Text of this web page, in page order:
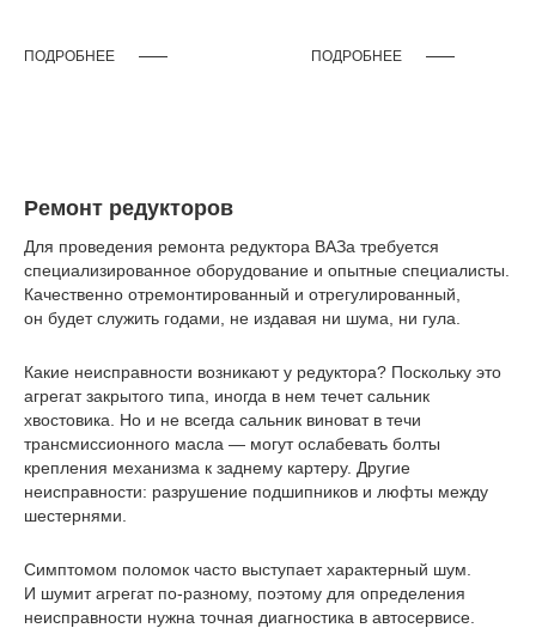
ПОДРОБНЕЕ ПОДРОБНЕЕ
Ремонт редукторов
Для проведения ремонта редуктора ВАЗа требуется
специализированное оборудование и опытные специалисты.
Качественно отремонтированный и отрегулированный,
он будет служить годами, не издавая ни шума, ни гула.
Какие неисправности возникают у редуктора? Поскольку это
агрегат закрытого типа, иногда в нем течет сальник
хвостовика. Но и не всегда сальник виноват в течи
трансмиссионного масла — могут ослабевать болты
крепления механизма к заднему картеру. Другие
неисправности: разрушение подшипников и люфты между
шестернями.
Симптомом поломок часто выступает характерный шум.
И шумит агрегат по-разному, поэтому для определения
неисправности нужна точная диагностика в автосервисе.